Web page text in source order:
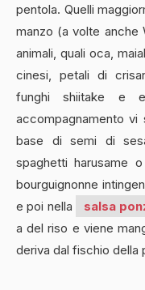
pentola. Quelli
manzo (a volte anche
animali, quali oca,
cinesi, petali di
funghi shiitake e
accompagnamento
base di semi di
spaghetti harusame
bourguignonne
e poi nella
salsa
a del riso e viene
deriva dal fischio della